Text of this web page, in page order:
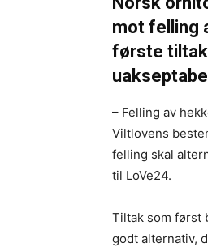
mot felling
første tiltak
– Felling av
Viltlovens
felling skal
til LoVe24.
Tiltak som først
godt alternativ,